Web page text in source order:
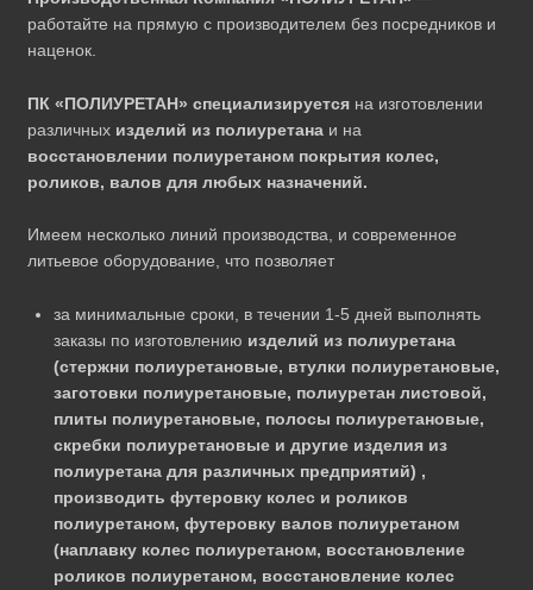
работайте на прямую с производителем без посредников и
наценок.
ПК «ПОЛИУРЕТАН» специализируетсяна изготовлении
различных изделий из полиуретанаи на
восстановлении полиуретаном покрытия колес,
роликов, валов для любых назначений.
Имеем несколько линий производства, и современное
литьевое оборудование, что позволяет
за минимальные сроки, в течении 1-5 дней выполнять
заказы по изготовлению изделий из полиуретана
(стержни полиуретановые, втулки полиуретановые,
заготовки полиуретановые, полиуретан листовой,
плиты полиуретановые, полосы полиуретановые,
скребки полиуретановые и другие изделия из
полиуретана для различных предприятий) ,
производить футеровку колес и роликов
полиуретаном, футеровку валов полиуретаном
(наплавку колес полиуретаном, восстановление
роликов полиуретаном, восстановление колес